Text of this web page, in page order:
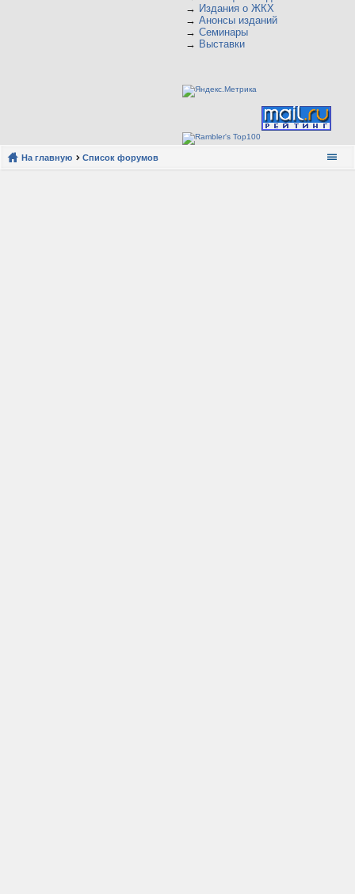
→ Издания о ЖКХ
→ Анонсы изданий
→ Семинары
→ Выставки
На главную Список форумов